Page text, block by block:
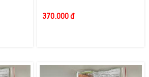
370.000 đ